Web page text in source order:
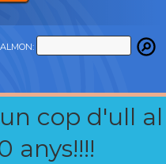
cop d'ull al
anys!!!!